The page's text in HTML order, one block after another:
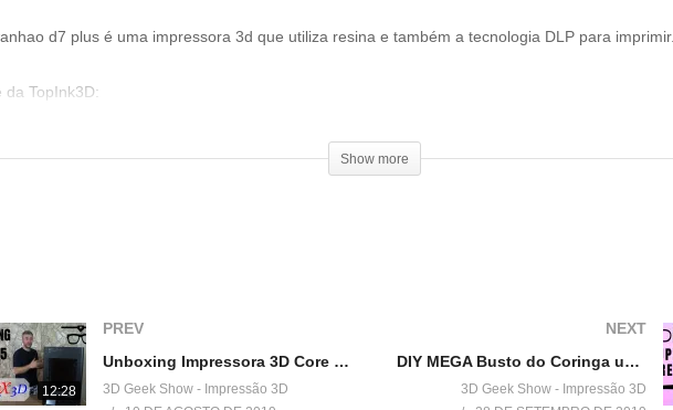
d7 plus é uma impressora 3d que utiliza resina e também a tecnologia DLP para imprimir.
da TopInk3D:
o canal a continuar no ar, seja um patrocinador:
3D boas e baratas:
3D® Ender-3):
Show more
12:28
PREV
Unboxing Impressora 3D Core H5 – GTMax3D
3D Geek Show - Impressão 3D
NEXT
DIY MEGA Busto do Coringa usando Impressão 3D (Joker)
3D Geek Show - Impressão 3D